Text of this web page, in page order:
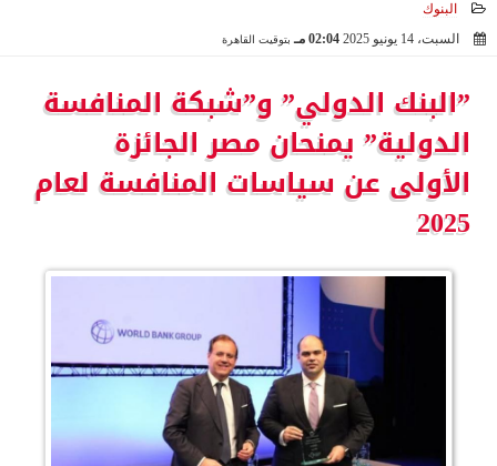
البنوك
السبت، 14 يونيو 2025
02:04 مـ بتوقيت القاهرة
”البنك الدولي” و”شبكة المنافسة
الدولية” يمنحان مصر الجائزة
الأولى عن سياسات المنافسة لعام
2025